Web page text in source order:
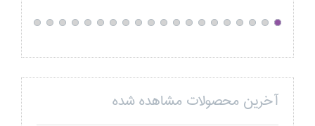
آخرین محصولات مشاهده شده